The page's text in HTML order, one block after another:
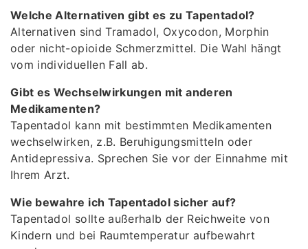
Welche Alternativen gibt es zu Tapentadol?
Alternativen sind Tramadol, Oxycodon, Morphin
oder nicht-opioide Schmerzmittel. Die Wahl hängt
vom individuellen Fall ab.
Gibt es Wechselwirkungen mit anderen
Medikamenten?
Tapentadol kann mit bestimmten Medikamenten
wechselwirken, z.B. Beruhigungsmitteln oder
Antidepressiva. Sprechen Sie vor der Einnahme mit
Ihrem Arzt.
Wie bewahre ich Tapentadol sicher auf?
Tapentadol sollte außerhalb der Reichweite von
Kindern und bei Raumtemperatur aufbewahrt